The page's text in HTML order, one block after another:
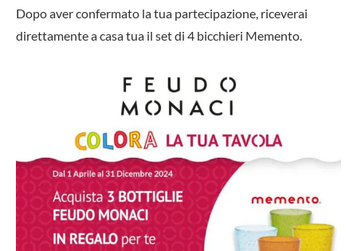
Dopo aver confermato la tua partecipazione, riceverai
direttamente a casa tua il set di 4 bicchieri Memento.